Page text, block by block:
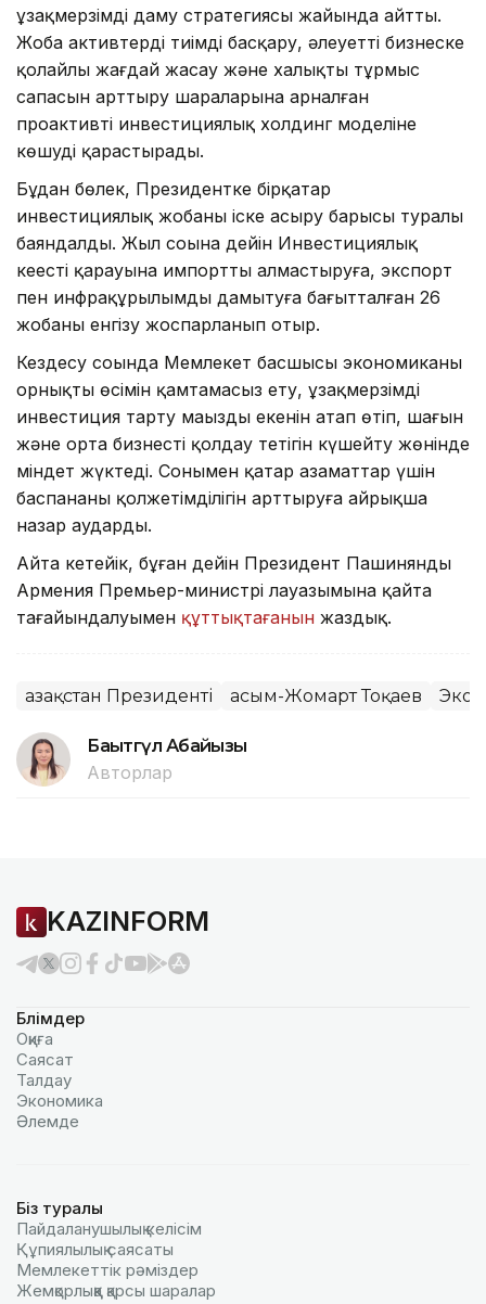
ұзақмерзімді даму стратегиясы жайында айтты.
Жоба активтерді тиімді басқару, әлеуетті бизнеске
қолайлы жағдай жасау және халықтың тұрмыс
сапасын арттыру шараларына арналған
проактивті инвестициялық холдинг моделіне
көшуді қарастырады.
Бұдан бөлек, Президентке бірқатар
инвестициялық жобаны іске асыру барысы туралы
баяндалды. Жыл соңына дейін Инвестициялық
кеңестің қарауына импортты алмастыруға, экспорт
пен инфрақұрылымды дамытуға бағытталған 26
жобаны енгізу жоспарланып отыр.
Кездесу соңында Мемлекет басшысы экономиканың
орнықты өсімін қамтамасыз ету, ұзақмерзімді
инвестиция тарту маңызды екенін атап өтіп, шағын
және орта бизнесті қолдау тетігін күшейту жөнінде
міндет жүктеді. Сонымен қатар азаматтар үшін
баспананың қолжетімділігін арттыруға айрықша
назар аударды.
Айта кетейік, бұған дейін Президент Пашинянды
Армения Премьер-министрі лауазымына қайта
тағайындалуымен құттықтағанын жаздық.
Қазақстан Президенті Қасым-Жомарт Тоқаев
Бақытгүл Абайқызы
Авторлар
KAZINFORM
Бөлімдер
Оқиға
Саясат
Талдау
Экономика
Әлемде
Біз туралы
Пайдаланушылық келiciм
Құпиялылық саясаты
Мемлекеттік рәміздер
Жемқорлыққа қарсы шаралар